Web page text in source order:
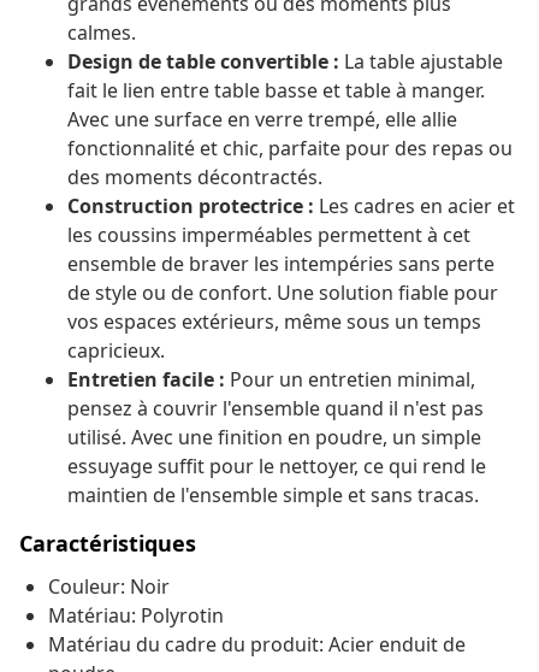
calmes.
Design de table convertible : La table ajustable
fait le lien entre table basse et table à manger.
Avec une surface en verre trempé, elle allie
fonctionnalité et chic, parfaite pour des repas ou
des moments décontractés.
Construction protectrice : Les cadres en acier et
les coussins imperméables permettent à cet
ensemble de braver les intempéries sans perte
de style ou de confort. Une solution fiable pour
vos espaces extérieurs, même sous un temps
capricieux.
Entretien facile : Pour un entretien minimal,
pensez à couvrir l'ensemble quand il n'est pas
utilisé. Avec une finition en poudre, un simple
essuyage suffit pour le nettoyer, ce qui rend le
maintien de l'ensemble simple et sans tracas.
Caractéristiques
Couleur: Noir
Matériau: Polyrotin
Matériau du cadre du produit: Acier enduit de